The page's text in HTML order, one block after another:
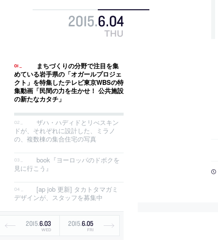
2015.6.04
THU
まちづくりの分野で注目を集
めている岩手県の「オガールプロジェ
クト」を特集したテレビ東京WBSの特
集動画「民間の力を生かせ！ 公共施設
の新たなカタチ」
ザハ・ハディドとリべスキン
ドが、それぞれに設計した、ミラノ
の、複数棟の集合住宅の写真
book『ヨーロッパのドボクを
見に行こう』
[ap job 更新] タカトタマガミ
デザインが、スタッフを募集中
2015.6.03
WED
2015.6.05
FRI